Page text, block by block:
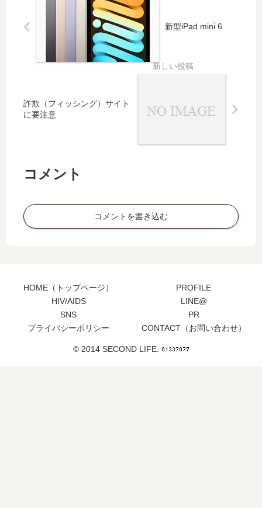
新型iPad mini 6
詐欺（フィッシング）サイト
に要注意
コメント
コメントを書き込む
HOME（トップページ）
PROFILE
HIV/AIDS
LINE@
SNS
PR
プライバシーポリシー
CONTACT（お問い合わせ）
© 2014 SECOND LIFE.